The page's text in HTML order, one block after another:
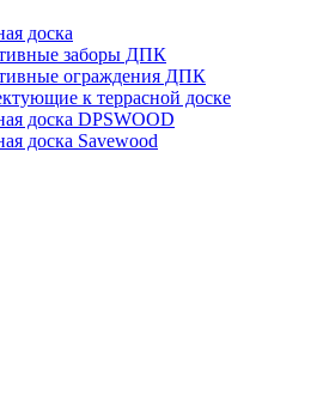
доска
заборы ДПК
ограждения ДПК
к террасной доске
доска DPSWOOD
доска Savewood